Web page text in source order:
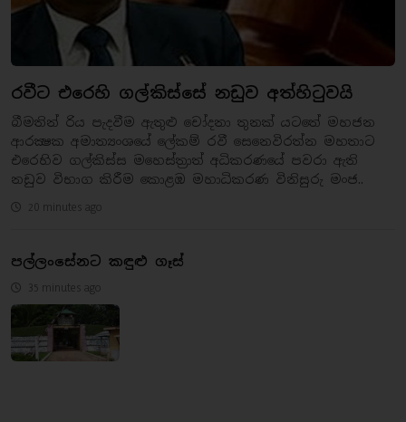
රවීට එරෙහි ගල්කිස්සේ නඩුව අත්හිටුවයි
බීමතින් රිය පැදවීම ඇතුළු චෝදනා තුනක් යටතේ මහජන
ආරක්‍ෂක අමාත්‍යංශයේ ලේකම් රවී සෙනෙවිරත්න මහතාට
එරෙහිව ගල්කිස්ස මහෙස්ත්‍රාත් අධිකරණයේ පවරා ඇති
නඩුව විභාග කිරීම කොළඹ මහාධිකරණ විනිසුරු මංජ..
20 minutes ago
පල්ලංසේනට කඳුළු ගෑස්
35 minutes ago